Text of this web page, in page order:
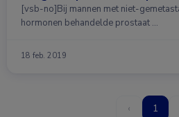
[vsb-no]Bij mannen met niet-
hormonen behandelde prostaat …
18 feb. 2019
‹ 1